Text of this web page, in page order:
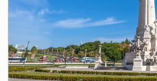
Lisboa Lisboa com
Porto Portugal